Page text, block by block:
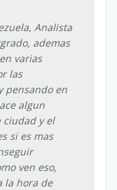
Analista
ademas
varias
las
pensando en
algun
ciudad y el
si es mas
ven eso,
la hora de